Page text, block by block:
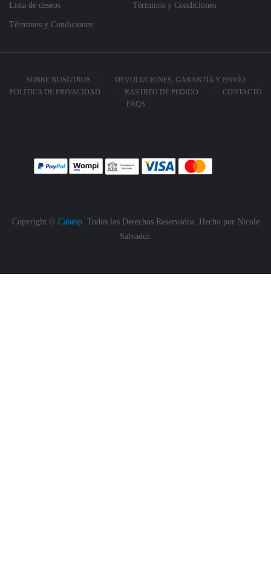
Lista de deseos
Términos y Condiciones
Términos y Condiciones
SOBRE NOSOTROS
DEVOLUCIONES, GARANTÍA Y ENVÍO
POLÍTICA DE PRIVACIDAD
RASTREO DE PEDIDO
CONTACTO
FAQS
Copyright © Cabesp. Todos los Derechos Reservados. Hecho por Nicole
Salvador.